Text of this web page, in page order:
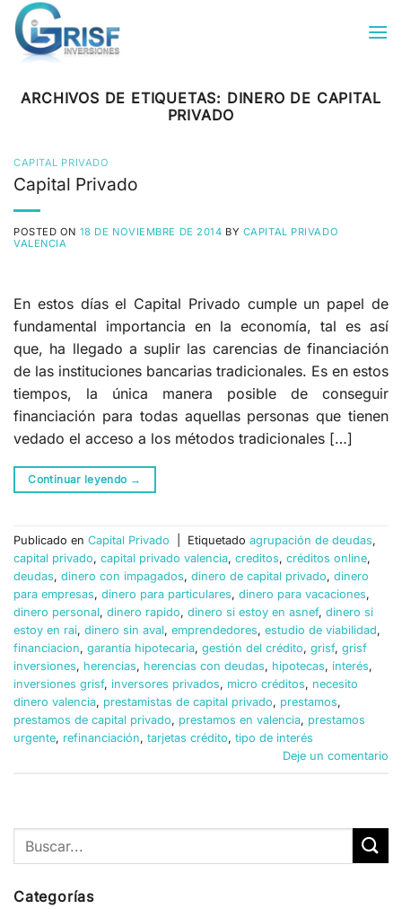
Saltar
contenido
ARCHIVOS DE ETIQUETAS: DINERO DE CAPITAL
PRIVADO
CAPITAL PRIVADO
Capital Privado
POSTED ON 18 DE NOVIEMBRE DE 2014 BY CAPITAL PRIVADO
VALENCIA
En estos días el Capital Privado cumple un papel de
fundamental importancia en la economía, tal es así
que, ha llegado a suplir las carencias de financiación
de las instituciones bancarias tradicionales. Es en estos
tiempos, la única manera posible de conseguir
financiación para todas aquellas personas que tienen
vedado el acceso a los métodos tradicionales […]
Continuar leyendo →
Publicado en Capital Privado Etiquetado agrupación de deudas,
capital privado, capital privado valencia, creditos, créditos online,
deudas, dinero con impagados, dinero de capital privado, dinero
para empresas, dinero para particulares, dinero para vacaciones,
dinero personal, dinero rapido, dinero si estoy en asnef, dinero si
estoy en rai, dinero sin aval, emprendedores, estudio de viabilidad,
financiacion, garantía hipotecaria, gestión del crédito, grisf, grisf
inversiones, herencias, herencias con deudas, hipotecas, interés,
inversiones grisf, inversores privados, micro créditos, necesito
dinero valencia, prestamistas de capital privado, prestamos,
prestamos de capital privado, prestamos en valencia, prestamos
urgente, refinanciación, tarjetas crédito, tipo de interés
Deje un comentario
Categorías